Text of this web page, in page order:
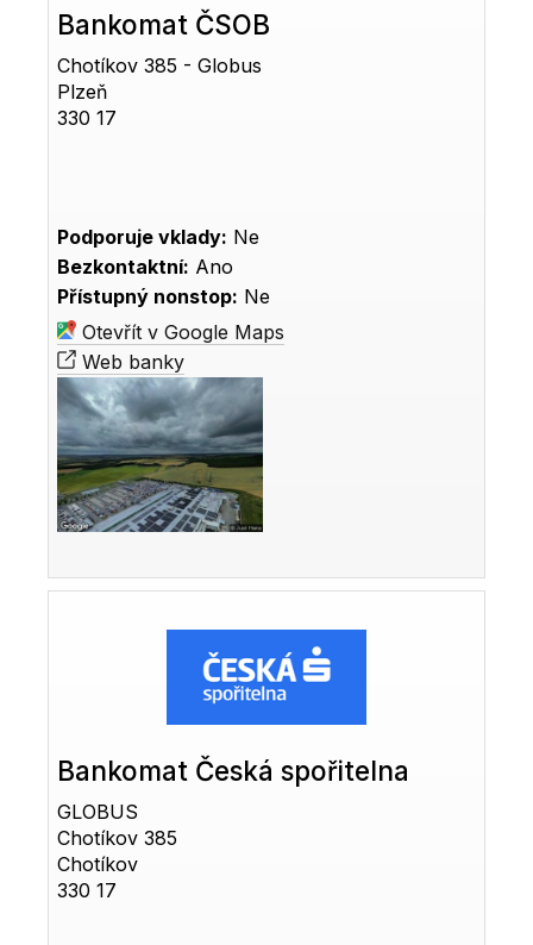
Bankomat ČSOB
Chotíkov 385 - Globus
Plzeň
330 17
Podporuje vklady: Ne
Bezkontaktní: Ano
Přístupný nonstop: Ne
Otevřít v Google Maps
Web banky
Bankomat Česká spořitelna
GLOBUS
Chotíkov 385
Chotíkov
330 17